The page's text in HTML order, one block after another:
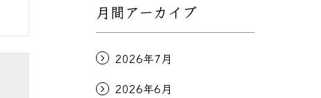
月間アーカイブ
2026年7月
2026年6月